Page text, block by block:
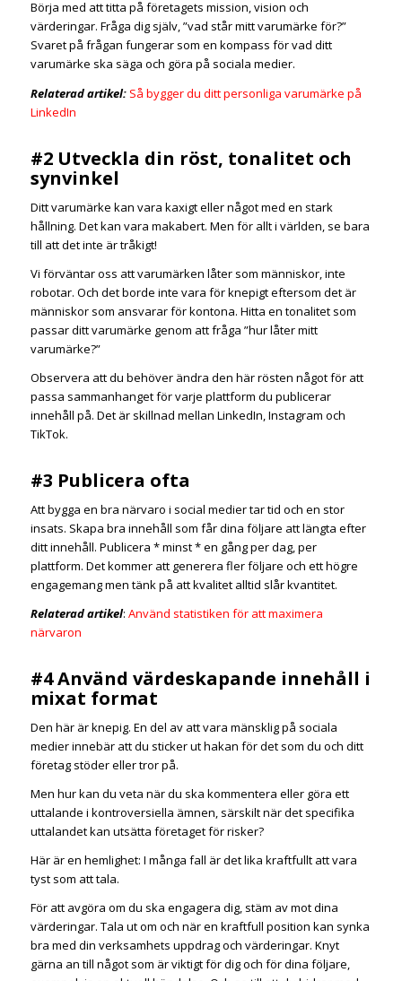
Börja med att titta på företagets mission, vision och
värderingar. Fråga dig själv, ”vad står mitt varumärke för?”
Svaret på frågan fungerar som en kompass för vad ditt
varumärke ska säga och göra på sociala medier.
Relaterad artikel: Så bygger du ditt personliga varumärke på
LinkedIn
#2 Utveckla din röst, tonalitet och
synvinkel
Ditt varumärke kan vara kaxigt eller något med en stark
hållning. Det kan vara makabert. Men för allt i världen, se bara
till att det inte är tråkigt!
Vi förväntar oss att varumärken låter som människor, inte
robotar. Och det borde inte vara för knepigt eftersom det är
människor som ansvarar för kontona. Hitta en tonalitet som
passar ditt varumärke genom att fråga ”hur låter mitt
varumärke?”
Observera att du behöver ändra den här rösten något för att
passa sammanhanget för varje plattform du publicerar
innehåll på. Det är skillnad mellan LinkedIn, Instagram och
TikTok.
#3 Publicera ofta
Att bygga en bra närvaro i social medier tar tid och en stor
insats. Skapa bra innehåll som får dina följare att längta efter
ditt innehåll. Publicera * minst * en gång per dag, per
plattform. Det kommer att generera fler följare och ett högre
engagemang men tänk på att kvalitet alltid slår kvantitet.
Relaterad artikel: Använd statistiken för att maximera
närvaron
#4 Använd värdeskapande innehåll i
mixat format
Den här är knepig. En del av att vara mänsklig på sociala
medier innebär att du sticker ut hakan för det som du och ditt
företag stöder eller tror på.
Men hur kan du veta när du ska kommentera eller göra ett
uttalande i kontroversiella ämnen, särskilt när det specifika
uttalandet kan utsätta företaget för risker?
Här är en hemlighet: I många fall är det lika kraftfullt att vara
tyst som att tala.
För att avgöra om du ska engagera dig, stäm av mot dina
värderingar. Tala ut om och när en kraftfull position kan synka
bra med din verksamhets uppdrag och värderingar. Knyt
gärna an till något som är viktigt för dig och för dina följare,